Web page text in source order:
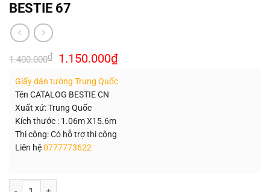
BESTIE 67
1.400.000₫ Giá
gốc
1.400.000₫.
1.150.000₫Giá
hiện
là:
Giấy dán tường Trung Quốc
Tên CATALOG BESTIE CN
Xuất xứ: Trung Quốc
Kích thước : 1.06m X15.6m
Thi công: Có hỗ trợ thi công
Liên hệ0777773622
Số lượng